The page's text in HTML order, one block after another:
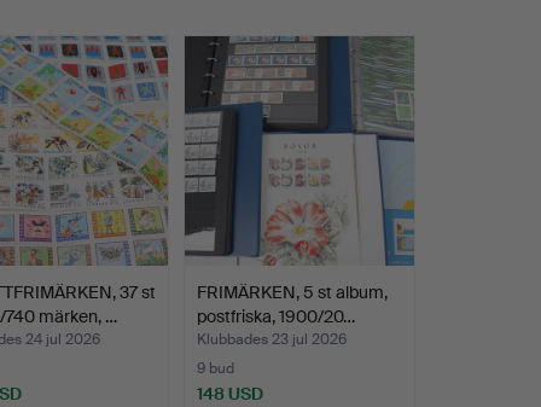
37 st
740 märken, …
24 jul 2026
FRIMÄRKEN, 5 st album,
postfriska, 1900/20…
Klubbades 23 jul 2026
9 bud
148 USD